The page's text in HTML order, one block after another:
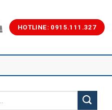
HOTLINE: 0915.111.327